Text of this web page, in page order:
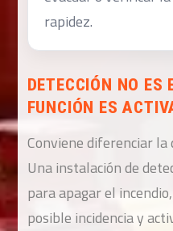
rapidez.
DETECCIÓN NO ES
FUNCIÓN ES
Conviene diferenciar la
Una instalación de
para apagar el
posible incidencia y